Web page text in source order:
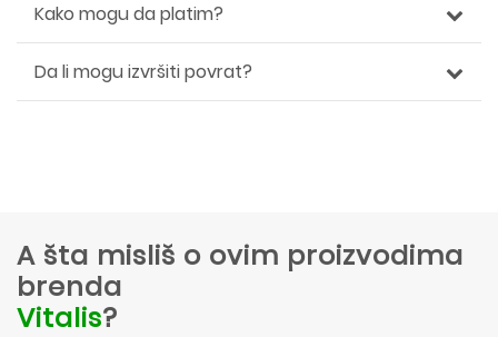
Kako mogu da platim?
Da li mogu izvršiti povrat?
A šta misliš o ovim proizvodima
brenda
Vitalis?